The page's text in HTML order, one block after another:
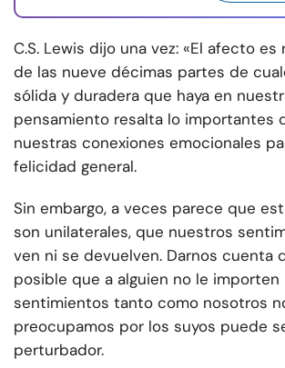
C.S. Lewis dijo una vez: «El afecto es
de las nueve décimas partes de
sólida y duradera que haya en
pensamiento resalta lo importantes
nuestras conexiones emocionales
felicidad general.
Sin embargo, a veces parece que
son unilaterales, que nuestros
ven ni se devuelven. Darnos cuenta
posible que a alguien no le importen
sentimientos tanto como nosotros
preocupamos por los suyos puede
perturbador.